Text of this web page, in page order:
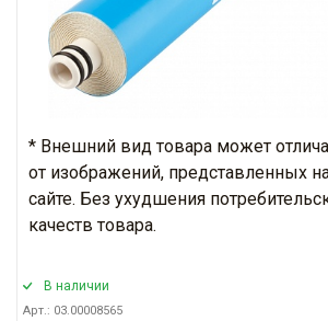
* Внешний вид товара может
от изображений, представленных
сайте. Без ухудшения
качеств товара.
В наличии
Арт.: 03.00008565